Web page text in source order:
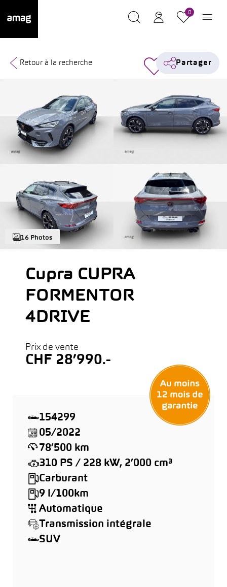
0
16 Photos
Retour à la recherche Partager
Cupra CUPRA
FORMENTOR
4DRIVE
Prix de vente
CHF 28’990.-
154299
05/2022
78’500 km
310 PS / 228 kW, 2’000 cm³
Carburant
9 l/100km
Automatique
Transmission intégrale
SUV